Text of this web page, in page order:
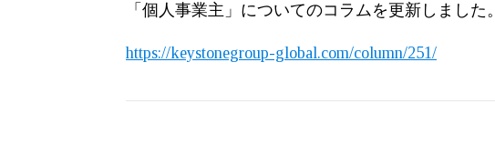
「個人事業主」についてのコラムを更新しました。
https://keystonegroup-global.com/column/251/